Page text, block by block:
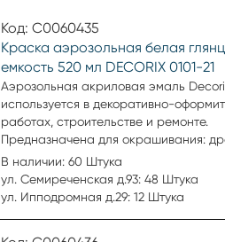
Код: С0060435
Краска аэрозольная белая
емкость 520 мл DECORIX 0101-21
Аэрозольная акриловая эмаль
используется в декоративно-
работах, строительстве и ремонте.
Предназначена для окрашивания:
пластика, металла, бетона, кирпича,
стекла, картона, минеральных
Аэрозольная эмаль удобна для
В наличии: 60 Штука
ул. Семиреченская д.93: 48 Штука
ул. Ипподромная д.29: 12 Штука